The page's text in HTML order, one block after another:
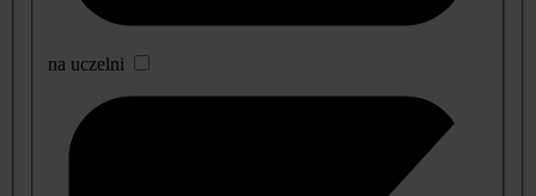
na uczelni